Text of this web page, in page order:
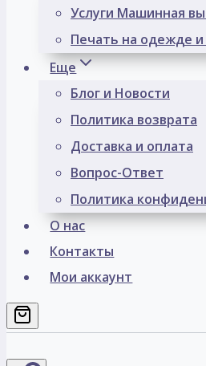
Услуги Машинная
Печать на одежде и
Еще
Блог и Новости
Политика возврата
Доставка и оплата
Вопрос-Ответ
Политика
О нас
Контакты
Мои аккаунт